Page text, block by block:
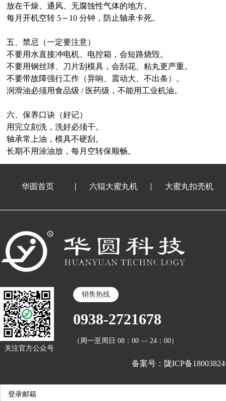
放在干燥、通风、无腐蚀性气体的地方。
每月开机空转 5～10 分钟，防止轴承卡死。
五、禁忌（一定要注意）
不要用水直接冲电机、电控箱，会短路烧毁。
不要用钢丝球、刀片刮模具，会刮花、粘丸更严重。
不要带故障强行工作（异响、震动大、不出条）。
润滑油必须用食品级 / 医药级，不能用工业机油。
六、保养口诀（好记）
用完立刻洗，洗好必须干。
轴承常上油，模具不硬刮。
长期不用涂油放，每月空转保顺畅。
华圆首页 六辊大蜜丸机 大蜜丸扣壳机
关注官方公众号
销售热线
0938-2721678
（周一至周日 08：00 — 24：00）
备案号：陇ICP备
登录邮箱